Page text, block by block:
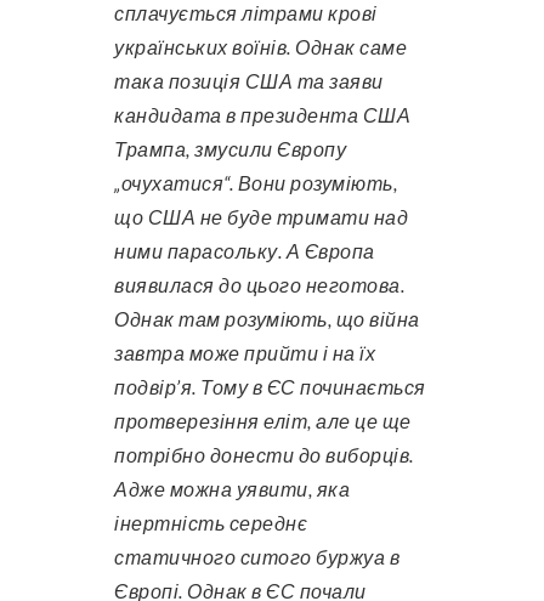
сплачується літрами крові
українських воїнів. Однак саме
така позиція США та заяви
кандидата в президента США
Трампа, змусили Європу
„очухатися“. Вони розуміють,
що США не буде тримати над
ними парасольку. А Європа
виявилася до цього неготова.
Однак там розуміють, що війна
завтра може прийти і на їх
подвір’я. Тому в ЄС починається
протверезіння еліт, але це ще
потрібно донести до виборців.
Адже можна уявити, яка
інертність середнє
статичного ситого буржуа в
Європі. Однак в ЄС почали